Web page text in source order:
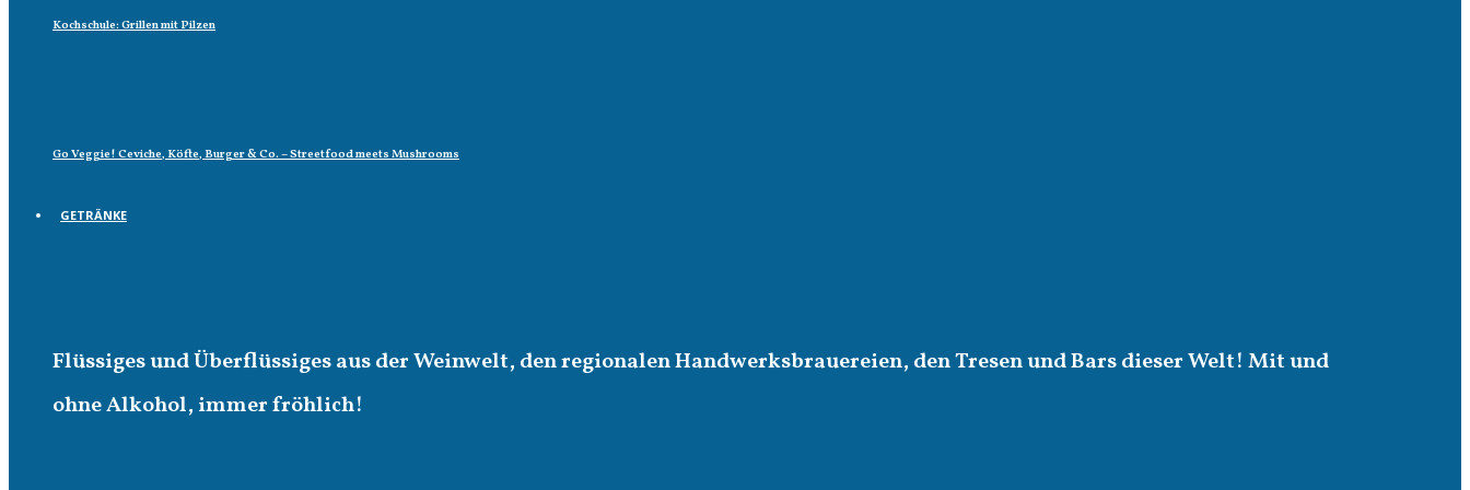
Kochschule: Grillen mit Pilzen
Go Veggie! Ceviche, Köfte, Burger & Co. – Streetfood meets Mushrooms
GETRÄNKE
Flüssiges und Überflüssiges aus der Weinwelt, den regionalen Handwerksbrauereien, den Tresen und Bars dieser Welt! Mit und
ohne Alkohol, immer fröhlich!